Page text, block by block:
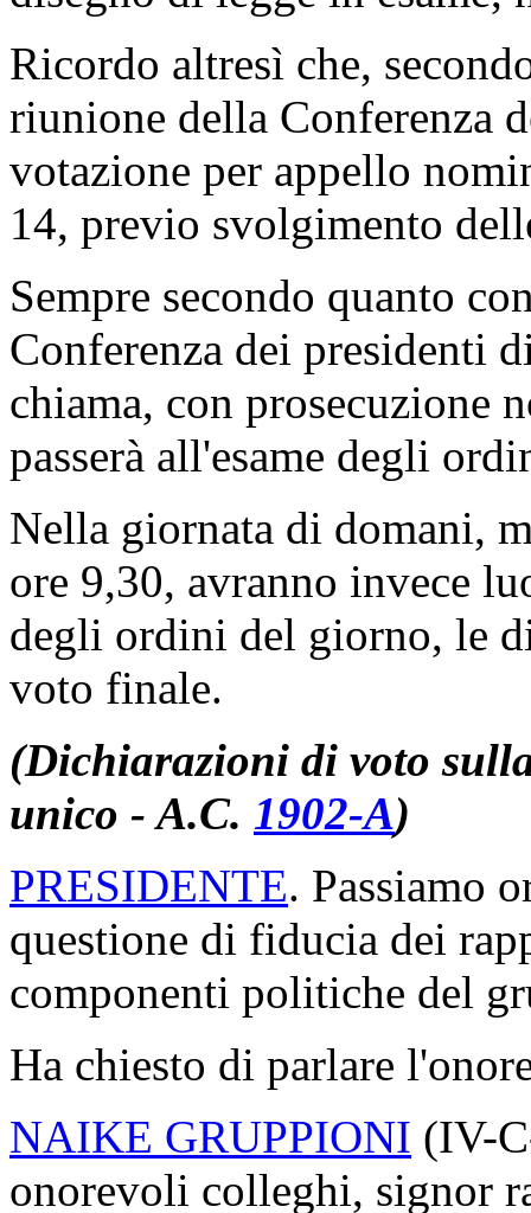
subemendamenti e
disegno di legge in esame,
Ricordo altresì che,
riunione della Conferenza
votazione per appello
14, previo svolgimento
Sempre secondo quanto
Conferenza dei presidenti
chiama, con prosecuzione
passerà all'esame degli
Nella giornata di domani,
ore 9,30, avranno invece
degli ordini del giorno, le
voto finale.
(Dichiarazioni di voto
unico - A.C.1902-A​)
PRESIDENTE. Passiamo
questione di fiducia dei
componenti politiche del
Ha chiesto di parlare